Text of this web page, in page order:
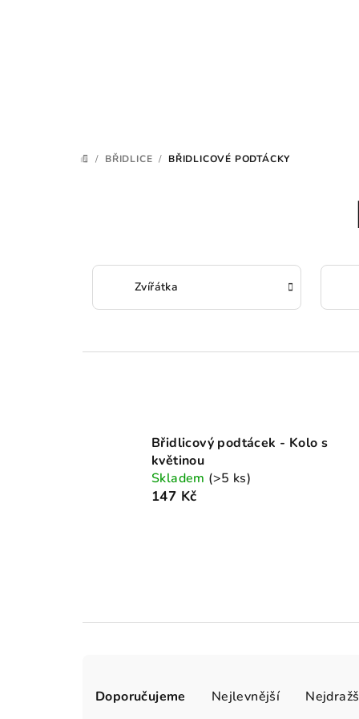
DOMŮ
/ BŘIDLICE / BŘIDLICOVÉ PODTÁCKY
Zvířátka
Břidlicový podtácek - Kolo s
květinou
Skladem (>5 ks)
147 Kč
aDoporučujeme Nejlevnější